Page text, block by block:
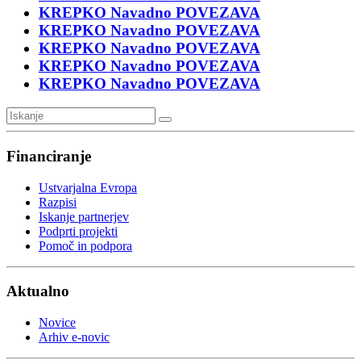
KREPKO Navadno POVEZAVA
KREPKO Navadno POVEZAVA
KREPKO Navadno POVEZAVA
KREPKO Navadno POVEZAVA
KREPKO Navadno POVEZAVA
Financiranje
Ustvarjalna Evropa
Razpisi
Iskanje partnerjev
Podprti projekti
Pomoč in podpora
Aktualno
Novice
Arhiv e-novic